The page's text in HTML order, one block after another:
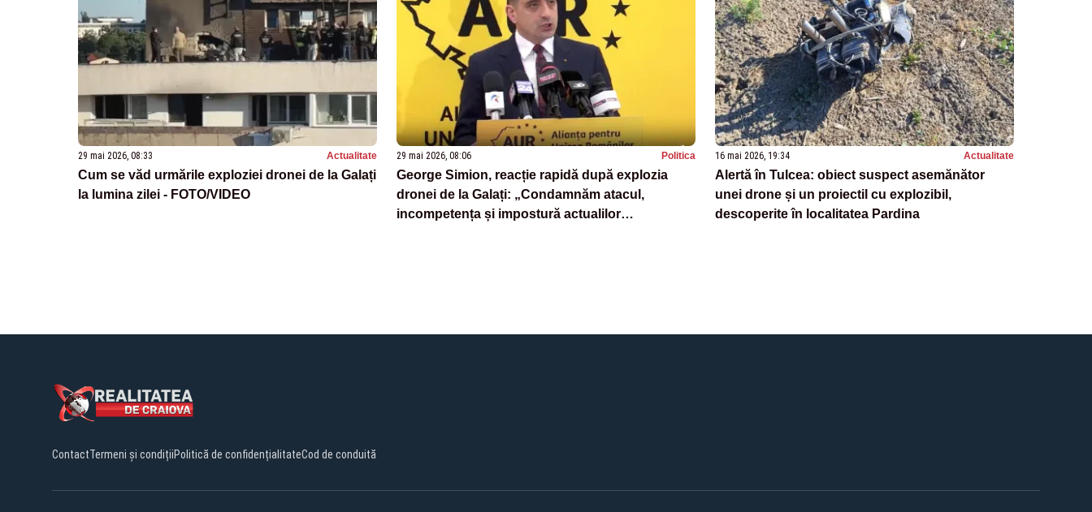
29 mai 2026, 08:33 Actualitate
Cum se văd urmările exploziei dronei de la Galați
la lumina zilei - FOTO/VIDEO
29 mai 2026, 08:06 Politica
George Simion, reacție rapidă după explozia
dronei de la Galați: „Condamnăm atacul,
incompetența și impostură actualilor
16 mai 2026, 19:34 Actualitate
Alertă în Tulcea: obiect suspect asemănător
unei drone și un proiectil cu explozibil,
descoperite în localitatea Pardina
ContactTermeni și condițiiPolitică de confidențialitateCod de conduită